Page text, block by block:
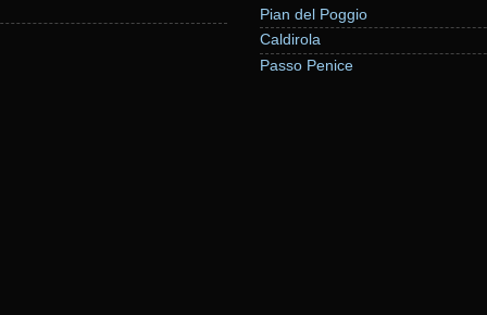
Pian del Poggio
Caldirola
Passo Penice